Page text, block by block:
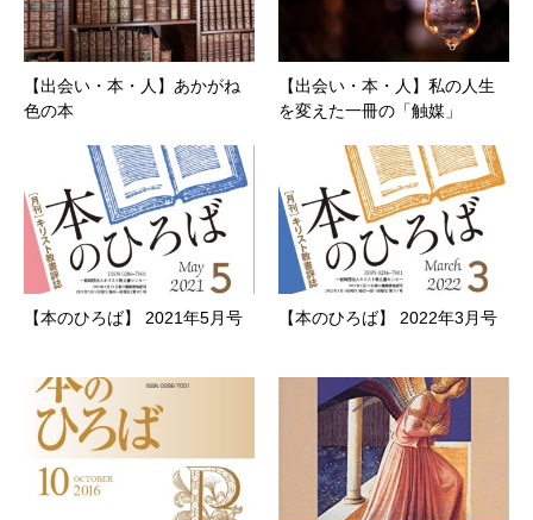
【出会い・本・人】あかがね
色の本
【出会い・本・人】私の人生
を変えた一冊の「触媒」
【本のひろば】 2021年5月号 【本のひろば】 2022年3月号